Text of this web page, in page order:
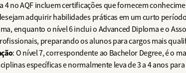
4 no AQF incluem certificações que fornecem
adquirir habilidades práticas em um curto
enquanto o nível 6 inclui o Advanced Diploma e o
preparando os alunos para cargos mais
: O nível 7, correspondente ao Bachelor Degree, é o
específicas e normalmente leva de 3 a 4 anos